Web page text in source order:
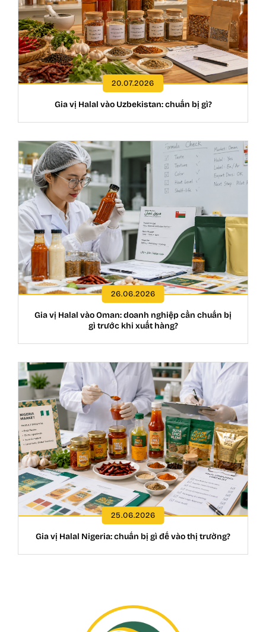
20.07.2026
Gia vị Halal vào Uzbekistan: chuẩn bị gì?
26.06.2026
Gia vị Halal vào Oman: doanh nghiệp cần chuẩn bị
gì trước khi xuất hàng?
25.06.2026
Gia vị Halal Nigeria: chuẩn bị gì để vào thị trường?